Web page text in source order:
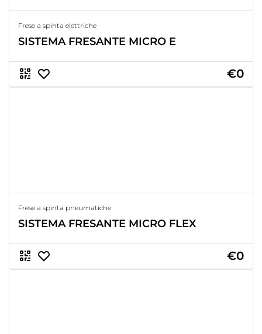
Frese a spinta elettriche
SISTEMA FRESANTE MICRO E
€0
Frese a spinta pneumatiche
SISTEMA FRESANTE MICRO FLEX
€0